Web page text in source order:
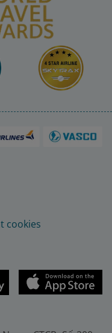
cookies